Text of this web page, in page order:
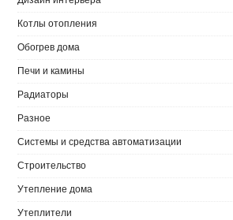
Котлы отопления
Обогрев дома
Печи и камины
Радиаторы
Разное
Системы и средства автоматизации
Строительство
Утепление дома
Утеплители